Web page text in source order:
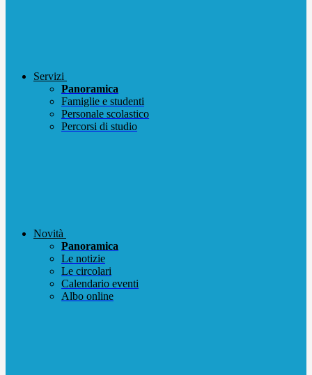
Servizi
Panoramica
Famiglie e studenti
Personale scolastico
Percorsi di studio
Novità
Panoramica
Le notizie
Le circolari
Calendario eventi
Albo online